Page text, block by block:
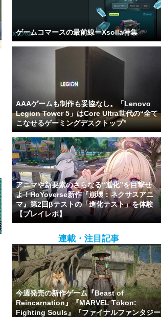
ゲームコマースの最前線ーXsolla特集
AAAゲームも制作も妥協なし。「Lenovo
Legion Tower 5」はCore Ultra世代の“全て
こなせるゲーミングデスクトップ”
アニマや新要素のさらなる“進化”を目撃せ
よ！HoYoverse新作『崩壊：ネクサスアニ
マ』第2回βテストの「進化テスト」を体験
【プレイレポ】
連載・注目記事
今週発売の新作ゲーム『Beast of
Reincarnation』『MARVEL Tōkon:
Fighting Souls』『ファイナルファンタジー